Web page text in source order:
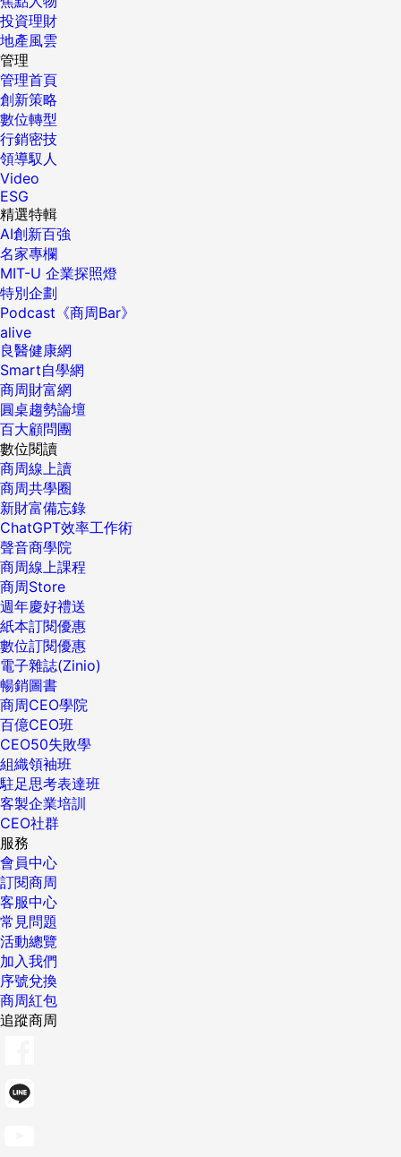
投資理財
地產風雲
管理
管理首頁
創新策略
數位轉型
行銷密技
領導馭人
Video
ESG
精選特輯
AI創新百強
名家專欄
MIT-U 企業探照燈
特別企劃
Podcast《商周Bar》
alive
良醫健康網
Smart自學網
商周財富網
圓桌趨勢論壇
百大顧問團
數位閱讀
商周線上讀
商周共學圈
新財富備忘錄
ChatGPT效率工作術
聲音商學院
商周線上課程
商周Store
週年慶好禮送
紙本訂閱優惠
數位訂閱優惠
電子雜誌(Zinio)
暢銷圖書
商周CEO學院
百億CEO班
CEO50失敗學
組織領袖班
駐足思考表達班
客製企業培訓
CEO社群
服務
會員中心
訂閱商周
客服中心
常見問題
活動總覽
加入我們
序號兌換
商周紅包
追蹤商周